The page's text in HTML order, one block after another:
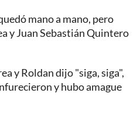
mano a mano, pero
y Juan Sebastián Quintero
y Roldan dijo "siga, siga",
y hubo amague